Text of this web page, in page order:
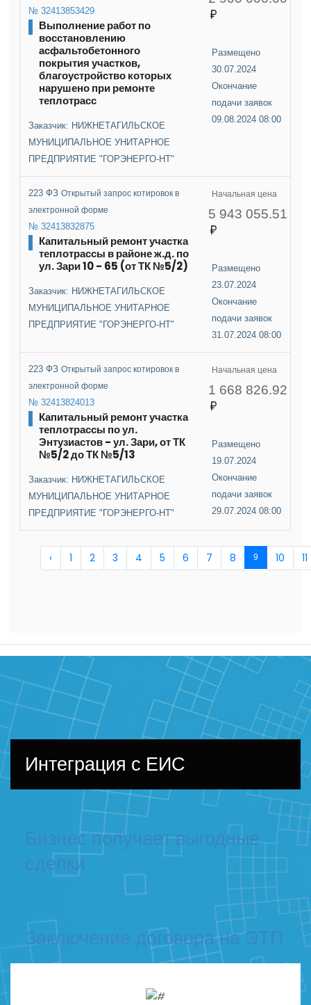
№ 32413853429
Выполнение работ по
восстановлению
асфальтобетонного
покрытия участков,
благоустройство которых
нарушено при ремонте
теплотрасс
Заказчик: НИЖНЕТАГИЛЬСКОЕ
МУНИЦИПАЛЬНОЕ УНИТАРНОЕ
ПРЕДПРИЯТИЕ "ГОРЭНЕРГО-НТ"
Размещено
30.07.2024
Окончание
подачи заявок
09.08.2024 08:00
223 ФЗОткрытый запрос котировок в
электронной форме
№ 32413832875
Капитальный ремонт участка
теплотрассы в районе ж.д. по
ул. Зари 10 - 65 (от ТК №5/2)
Заказчик: НИЖНЕТАГИЛЬСКОЕ
МУНИЦИПАЛЬНОЕ УНИТАРНОЕ
ПРЕДПРИЯТИЕ "ГОРЭНЕРГО-НТ"
Начальная цена
5 943 055.51
Размещено
23.07.2024
Окончание
подачи заявок
31.07.2024 08:00
223 ФЗОткрытый запрос котировок в
электронной форме
№ 32413824013
Капитальный ремонт участка
теплотрассы по ул.
Энтузиастов - ул. Зари, от ТК
№5/2 до ТК №5/13
Заказчик: НИЖНЕТАГИЛЬСКОЕ
МУНИЦИПАЛЬНОЕ УНИТАРНОЕ
ПРЕДПРИЯТИЕ "ГОРЭНЕРГО-НТ"
Начальная цена
1 668 826.92
Размещено
19.07.2024
Окончание
подачи заявок
29.07.2024 08:00
‹ 1 2 3 4 5 6 7 8 9 10 11
Интеграция с ЕИС
Бизнес получает выгодные
сделки
Заключение договора на ЭТП